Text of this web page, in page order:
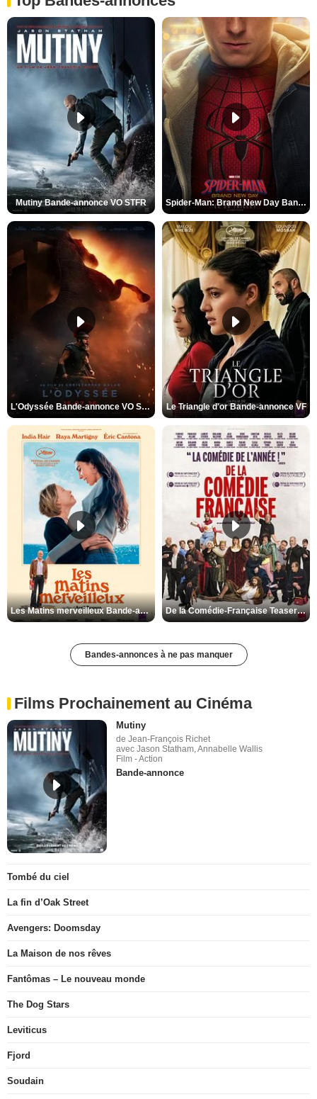
Mutiny Bande-annonce VO STFR Spider-Man: Brand New Day Bande-annonce VO STFR
L'Odyssée Bande-annonce VO STFR Le Triangle d'or Bande-annonce VF
Les Matins merveilleux Bande-annonce VF De la Comédie-Française Teaser VF
Bandes-annonces à ne pas manquer
Films Prochainement au Cinéma
Mutiny
de Jean-François Richet
avec Jason Statham, Annabelle Wallis
Film - Action
Bande-annonce
Tombé du ciel
La fin d’Oak Street
Avengers: Doomsday
La Maison de nos rêves
Fantômas – Le nouveau monde
The Dog Stars
Leviticus
Fjord
Soudain